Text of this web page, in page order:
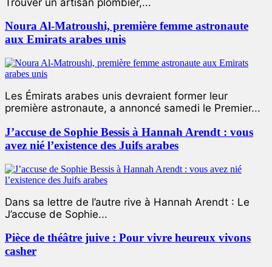
Noura Al-Matroushi, première femme astronaute
aux Emirats arabes unis
Les Émirats arabes unis devraient former leur
première astronaute, a annoncé samedi le Premier...
J’accuse de Sophie Bessis à Hannah Arendt : vous
avez nié l’existence des Juifs arabes
Dans sa lettre de l’autre rive à Hannah Arendt : Le
J’accuse de Sophie...
Pièce de théâtre juive : Pour vivre heureux vivons
casher